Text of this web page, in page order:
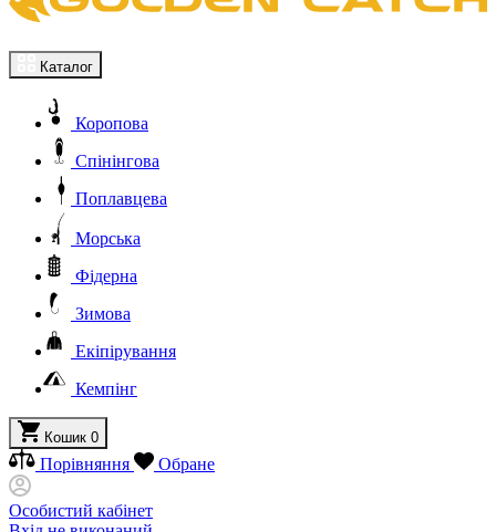
Каталог
Коропова
Спінінгова
Поплавцева
Морська
Фідерна
Зимова
Екіпірування
Кемпінг
Кошик 0
Порівняння Обране
Особистий кабінет